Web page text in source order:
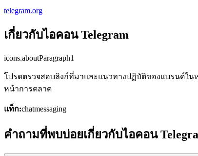
telegram.org
เกี่ยวกับไอคอน Telegram
icons.aboutParagraph1
โปรดตรวจสอบลิงก์ที่มาและแนวทางปฏิบัติของแบรนด์ในห
หน้าการตลาด
แท็ก:chatmessaging
คำถามที่พบบ่อยเกี่ยวกับไอคอน